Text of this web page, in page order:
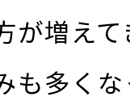
が増え
も多く